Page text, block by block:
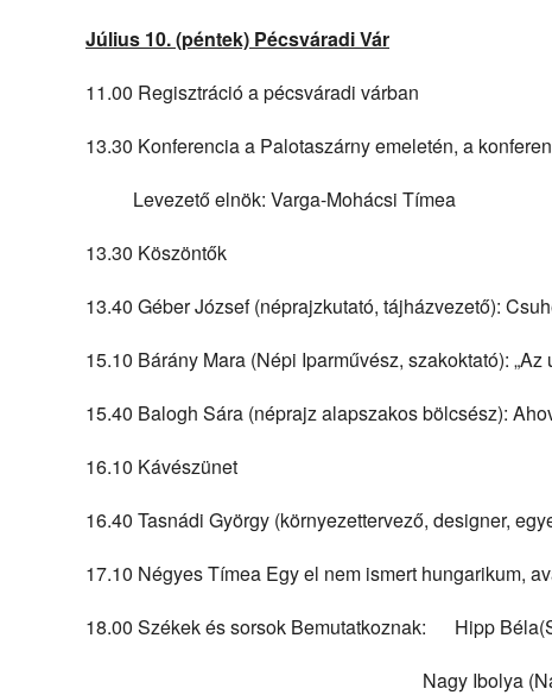
Július 10. (péntek) Pécsváradi Vár
11.00 Regisztráció a pécsváradi várban
13.30 Konferencia a Palotaszárny emeletén, a
Levezető elnök: Varga-Mohácsi Tímea
13.30 Köszöntők
13.40 Géber József (néprajzkutató, tájházvezető):
15.10 Bárány Mara (Népi Iparművész, szakoktató):
15.40 Balogh Sára (néprajz alapszakos bölcsész):
16.10 Kávészünet
16.40 Tasnádi György (környezettervező, designer,
17.10 Négyes Tímea Egy el nem ismert hungarikum,
18.00 Székek és sorsok Bemutatkoznak: Hipp
Nagy Ibolya